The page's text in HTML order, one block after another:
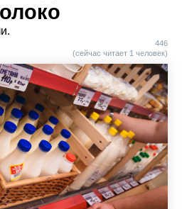
446
(сейчас читает 1 человек)